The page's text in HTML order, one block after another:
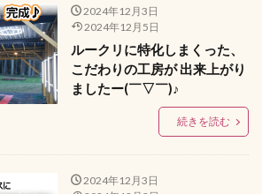
2024年12月3日
2024年12月5日
ルークリに特化しまくった、
こだわりの工房が 出来上がり
ましたー(￣▽￣)♪
続きを読む
2024年12月3日